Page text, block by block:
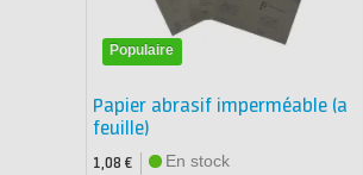
Populaire
Papier abrasif imperméable (a
feuille)
1,08 €
En stock